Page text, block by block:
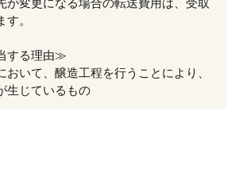
。
する理由≫
おいて、醸造工程を行うことにより、
生じているもの